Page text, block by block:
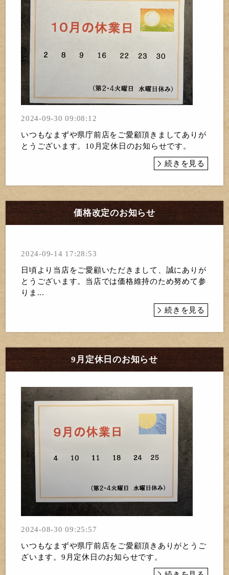
2024-09-30 09:08:12
いつもなまずや県庁前店をご愛顧頂きましてありが
とうございます。10月定休日のお知らせです。
続きを見る
価格改定のお知らせ
2024-09-14 17:28:53
日頃より当店をご愛顧いただきまして、誠にありが
とうございます。当店では価格維持のため努めて参
りま...
続きを見る
9月定休日のお知らせ
2024-08-30 09:25:57
いつもなまずや県庁前店をご愛顧頂きありがとうご
ざいます。9月定休日のお知らせです。